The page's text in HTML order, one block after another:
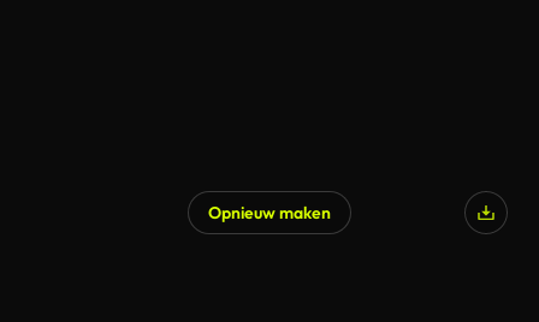
Opnieuw maken